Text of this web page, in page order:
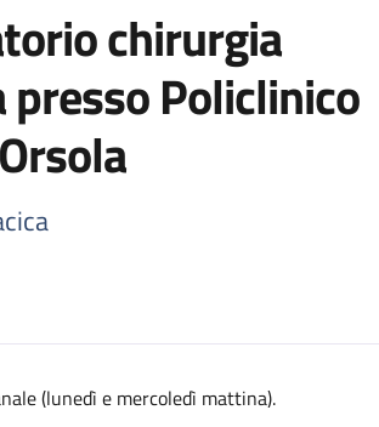
chirurgia
presso Policlinico
(lunedì e mercoledì mattina).